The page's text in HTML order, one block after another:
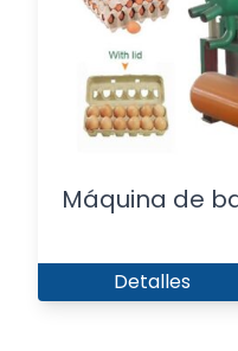
Máquina de
Detalles